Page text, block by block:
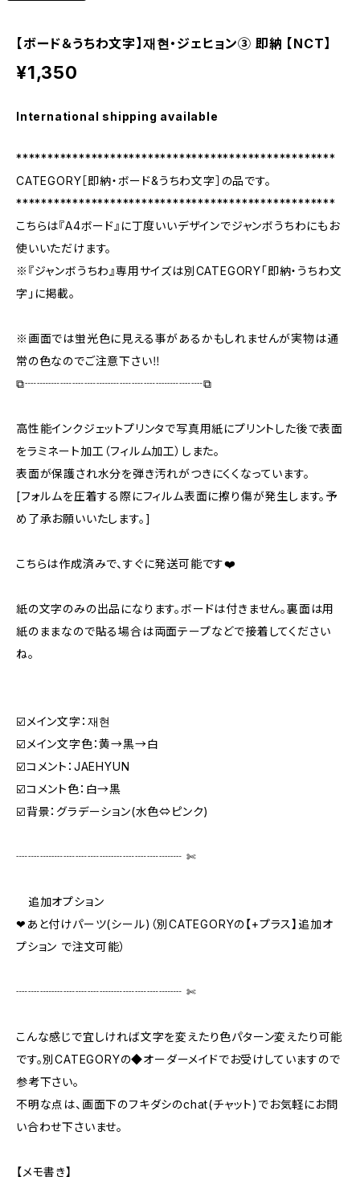
【ボード＆うちわ文字】재현・ジェヒョン③ 即納 【NCT】
¥1,350
International shipping available
***************************************************
CATEGORY［即納・ボード&うちわ文字］の品です。
***************************************************
こちらは『A4ボード』に丁度いいデザインでジャンボうちわにもお
使いいただけます。
※『ジャンボうちわ』専用サイズは別CATEGORY「即納・うちわ文
字」に掲載。
※画面では蛍光色に見える事があるかもしれませんが実物は通
常の色なのでご注意下さい‼️
⧉┈┈┈┈┈┈┈┈┈┈┈┈┈┈┈⧉
高性能インクジェットプリンタで写真用紙にプリントした後で表面
をラミネート加工（フィルム加工）しまた。
表面が保護され水分を弾き汚れがつきにくくなっています。
[フォルムを圧着する際にフィルム表面に擦り傷が発生します。予
め了承お願いいたします。]
こちらは作成済みで、すぐに発送可能です❤️
紙の文字のみの出品になります。ボードは付きません。裏面は用
紙のままなので貼る場合は両面テープなどで接着してください
ね。
☑️メイン文字：재현
☑️メイン文字色：黄→黒→白
☑️コメント：JAEHYUN
☑️コメント色：白→黒
☑️背景：グラデーション(水色⇔ピンク)
┈┈┈┈┈┈┈┈┈┈┈┈┈┈ ✄‬‬
追加オプション
❤あと付けパーツ(シール)（別CATEGORYの【+プラス】追加オ
プション で注文可能）
┈┈┈┈┈┈┈┈┈┈┈┈┈┈ ✄‬‬
こんな感じで宜しければ文字を変えたり色パターン変えたり可能
です。別CATEGORYの◆オーダーメイドでお受けしていますので
参考下さい。
不明な点は、画面下のフキダシのchat(チャット)でお気軽にお問
い合わせ下さいませ。
【メモ書き】